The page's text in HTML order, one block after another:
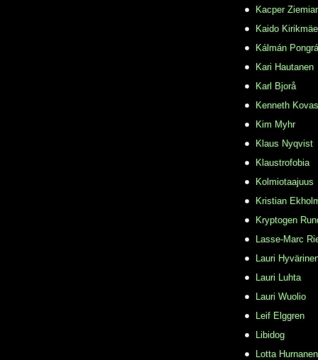
Kacper
Kaido Kirikmäe
Kálmán
Kari Hautanen
Karl Bjorå
Kenneth
Kim Myhr
Klaus Nyqvist
Klaustrofobia
Kolmiotaajuus
Kristian
Kryptogen
Lasse-Marc
Lauri
Lauri Luhta
Lauri Wuolio
Leif Elggren
Libidog
Lotta Hurnanen